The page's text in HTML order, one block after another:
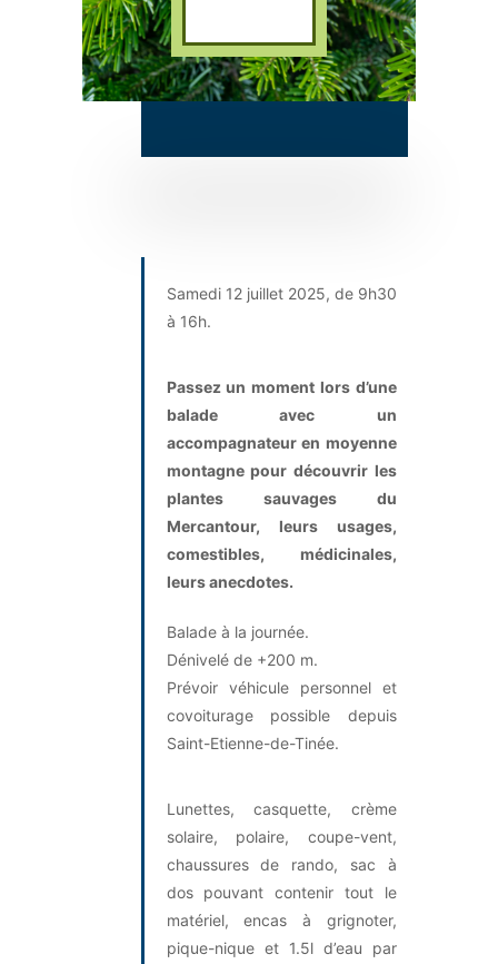
Samedi 12 juillet 2025, de 9h30
à 16h.
Passez un moment lors d’une
balade avec un
accompagnateur en moyenne
montagne pour découvrir les
plantes sauvages du
Mercantour, leurs usages,
comestibles, médicinales,
leurs anecdotes.
Balade à la journée.
Dénivelé de +200 m.
Prévoir véhicule personnel et
covoiturage possible depuis
Saint-Etienne-de-Tinée.
Lunettes, casquette, crème
solaire, polaire, coupe-vent,
chaussures de rando, sac à
dos pouvant contenir tout le
matériel, encas à grignoter,
pique-nique et 1.5l d’eau par